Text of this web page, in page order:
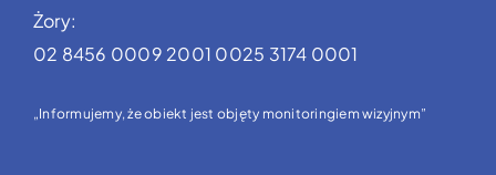
Żory:
02 8456 0009 2001 0025 3174 0001
„Informujemy, że obiekt jest objęty monitoringiem wizyjnym”